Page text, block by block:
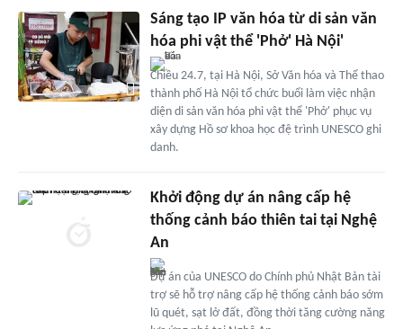
Sáng tạo IP văn hóa từ di sản văn
hóa phi vật thể 'Phở' Hà Nội'
Chiều 24.7, tại Hà Nội, Sở Văn hóa và Thể thao
thành phố Hà Nội tổ chức buổi làm việc nhận
diện di sản văn hóa phi vật thể 'Phở' phục vụ
xây dựng Hồ sơ khoa học đệ trình UNESCO ghi
danh.
Khởi động dự án nâng cấp hệ
thống cảnh báo thiên tai tại Nghệ
An
Dự án của UNESCO do Chính phủ Nhật Bản tài
trợ sẽ hỗ trợ nâng cấp hệ thống cảnh báo sớm
lũ quét, sạt lở đất, đồng thời tăng cường năng